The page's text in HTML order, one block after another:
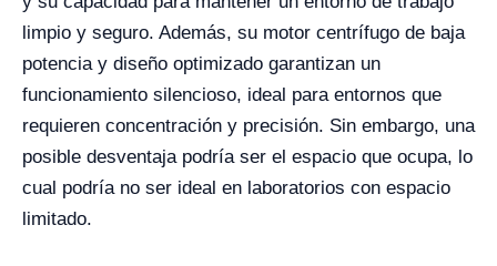
limpio y seguro. Además, su motor centrífugo de baja
potencia y diseño optimizado garantizan un
funcionamiento silencioso, ideal para entornos que
requieren concentración y precisión. Sin embargo, una
posible desventaja podría ser el espacio que ocupa, lo
cual podría no ser ideal en laboratorios con espacio
limitado.